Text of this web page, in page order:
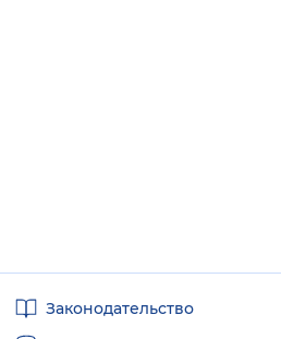
ссылкиЗаконодательство